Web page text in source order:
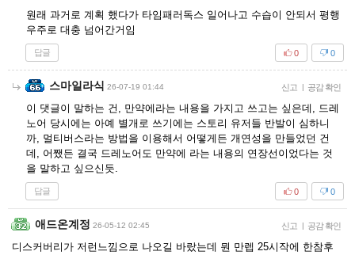
원래 과거로 계획 했다가 타임패러독스 일어나고 수습이 안되서 평행
우주로 대충 넘어간거임
답글 0
0
스마일라식 26-07-19 01:44 신고 | 공감 확인
이 댓글이 말하는 건, 만약에라는 내용을 가지고 쓰고는 싶은데, 드레
노어 당시에는 아예 별개로 쓰기에는 스토리 유저들 반발이 심하니
까, 멀티버스라는 방법을 이용해서 어떻게든 개연성을 만들었던 건
데, 어쨌든 결국 드레노어도 만약에 라는 내용의 연장선이었다는 것
을 말하고 싶으신듯.
답글 0
0
애드온계정 26-05-12 02:45 신고 | 공감 확인
디스커버리가 저런느낌으로 나오길 바랐는데 뭔 만렙 25시작에 한참후